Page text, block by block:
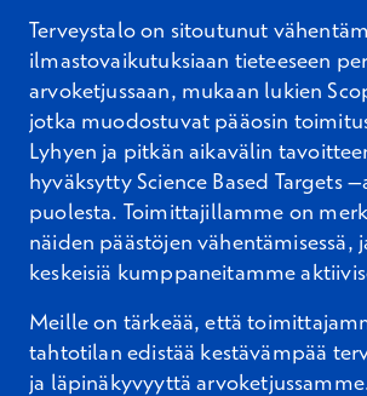
Terveystalo on sitoutunut
ilmastovaikutuksiaan tieteeseen
arvoketjussaan, mukaan lukien
jotka muodostuvat pääosin
Lyhyen ja pitkän aikavälin
hyväksytty Science Based Targets
puolesta. Toimittajillamme on
näiden päästöjen vähentämisessä,
keskeisiä kumppaneitamme
Meille on tärkeää, että
tahtotilan edistää kestävämpää
ja läpinäkyvyyttä